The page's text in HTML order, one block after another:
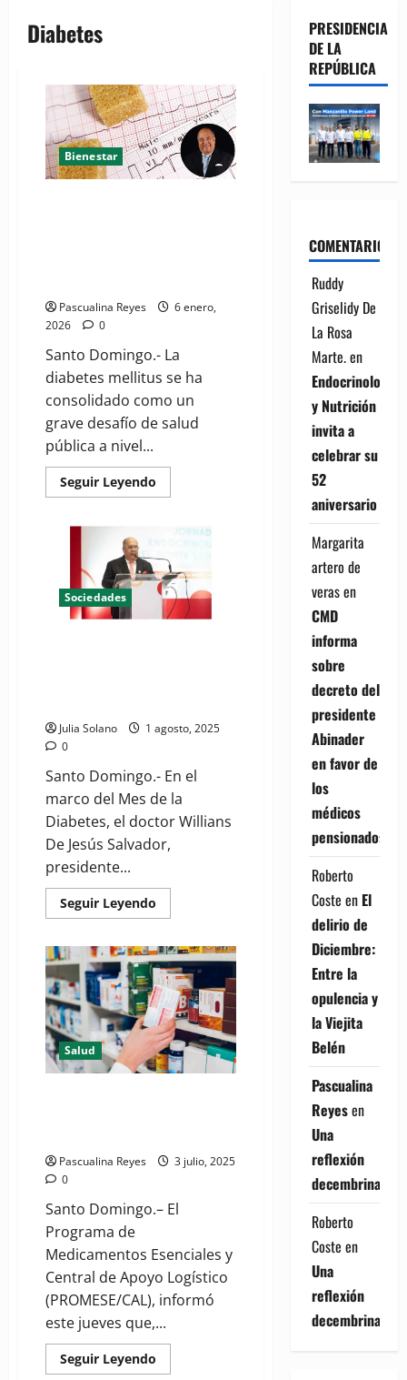
Diabetes
Bienestar
Pascualina Reyes
6 enero,
2026
0
Santo Domingo.- La
diabetes mellitus se ha
consolidado como un
grave desafío de salud
pública a nivel...
Seguir Leyendo
more
Dr.
Williams
De
Jesús
Salvador,
sobre
para
el
Sociedades
Julia Solano
1 agosto, 2025
0
Santo Domingo.- En el
marco del Mes de la
Diabetes, el doctor Willians
De Jesús Salvador,
presidente...
Seguir Leyendo
more
de
SODENN
llama
al
Congreso
a
aprobar
Ley
de
Diabetes
Salud
Pascualina Reyes
3 julio, 2025
0
Santo Domingo.– El
Programa de
Medicamentos Esenciales y
Central de Apoyo Logístico
(PROMESE/CAL), informó
este jueves que,...
Seguir Leyendo
more
PRESIDENCIA
DE LA
REPÚBLICA
COMENTARIOS
Ruddy
Griselidy De
La Rosa
Marte.en
Endocrinología
y Nutrición
invita a
celebrar su
52
aniversario
Margarita
artero de
verasen
CMD
informa
sobre
decreto del
presidente
Abinader
en favor de
los
médicos
pensionados
Roberto
Coste en El
delirio de
Diciembre:
Entre la
opulencia y
la Viejita
Belén
Pascualina
Reyesen
Una
reflexión
decembrina
Roberto
Coste en
Una
reflexión
decembrina